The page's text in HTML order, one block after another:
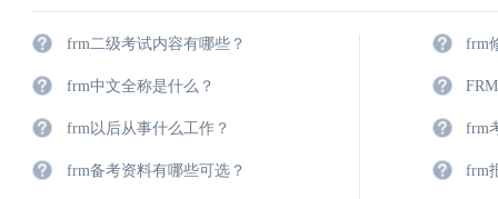
frm二级考试内容有哪些？
frm中文全称是什么？
frm以后从事什么工作？
frm备考资料有哪些可选？
frm
frm
frm